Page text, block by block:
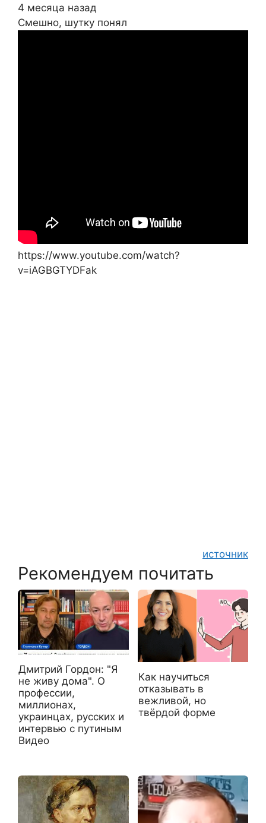
4 месяца назад
Смешно, шутку понял
https://www.youtube.com/watch?
v=iAGBGTYDFak
источник
Рекомендуем почитать
Дмитрий Гордон: "Я
не живу дома". О
профессии,
миллионах,
украинцах, русских и
интервью с путиным
Видео
Как научиться
отказывать в
вежливой, но
твёрдой форме